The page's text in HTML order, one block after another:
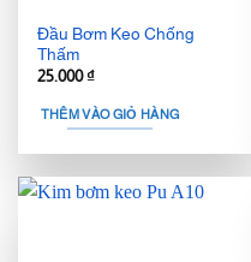
Đầu Bơm Keo Chống
Thấm
25.000₫
THÊM VÀO GIỎ HÀNG